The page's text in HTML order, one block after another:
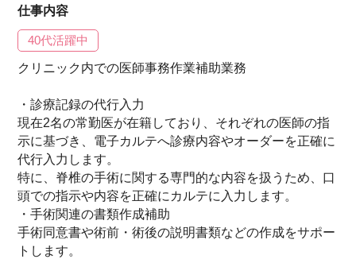
仕事内容
40代活躍中
クリニック内での医師事務作業補助業務
・診療記録の代行入力
現在2名の常勤医が在籍しており、それぞれの医師の指
示に基づき、電子カルテへ診療内容やオーダーを正確に
代行入力します。
特に、脊椎の手術に関する専門的な内容を扱うため、口
頭での指示や内容を正確にカルテに入力します。
・手術関連の書類作成補助
手術同意書や術前・術後の説明書類などの作成をサポー
トします。